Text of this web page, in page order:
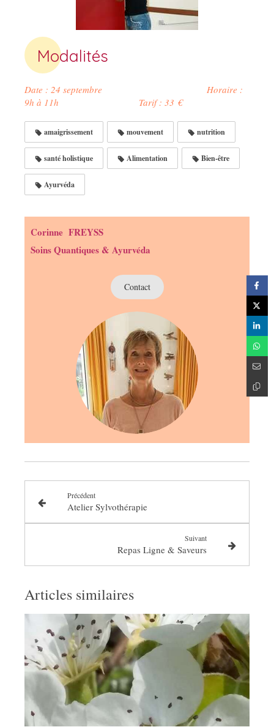
Modalités
Date : 24 septembre Horaire :
9h à 11h Tarif : 33 €
amaigrissement mouvement nutrition
santé holistique Alimentation Bien-être
Ayurvéda
Corinne FREYSS
Soins Quantiques & Ayurvéda
Contact
Précédent
Atelier Sylvothérapie
Suivant
Repas Ligne & Saveurs
Articles similaires